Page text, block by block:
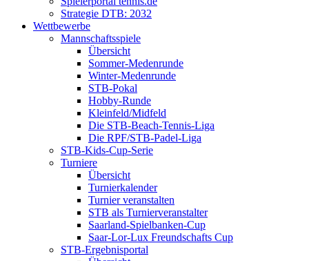
Strategie DTB: 2032
Wettbewerbe
Mannschaftsspiele
Übersicht
Sommer-Medenrunde
Winter-Medenrunde
STB-Pokal
Hobby-Runde
Kleinfeld/Midfeld
Die STB-Beach-Tennis-Liga
Die RPF/STB-Padel-Liga
STB-Kids-Cup-Serie
Turniere
Übersicht
Turnierkalender
Turnier veranstalten
STB als Turnierveranstalter
Saarland-Spielbanken-Cup
Saar-Lor-Lux Freundschafts Cup
STB-Ergebnisportal